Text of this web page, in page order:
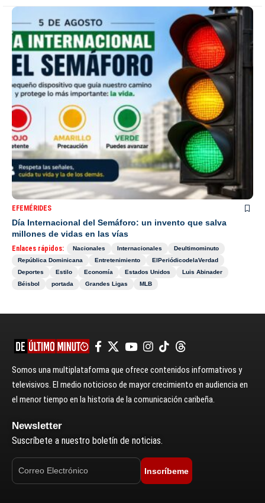
EFEMÉRIDES
Día Internacional del Semáforo: un invento que salva
millones de vidas en las vías
Enlaces rápidos: Nacionales Internacionales
Deultimominuto
República Dominicana
Entretenimiento
ElPeriódicodelaVerdad
Deportes
Estilo Economía Estados Unidos
Luis Abinader
Béisbol
portada Grandes Ligas MLB
Somos una multiplataforma que ofrece contenidos informativos y
televisivos. El medio noticioso de mayor crecimiento en audiencia en
el menor tiempo en la historia de la comunicación caribeña.
Newsletter
Suscríbete a nuestro boletín de noticias.
Inscríbeme